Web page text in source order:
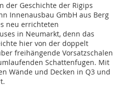
der Geschichte der Rigips
Innenausbau GmbH aus Berg
neu errichteten
in Neumarkt, denn das
hier von der doppelt
freihängende Vorsatzschalen
Schattenfugen. Mit
Wände und Decken in Q3 und